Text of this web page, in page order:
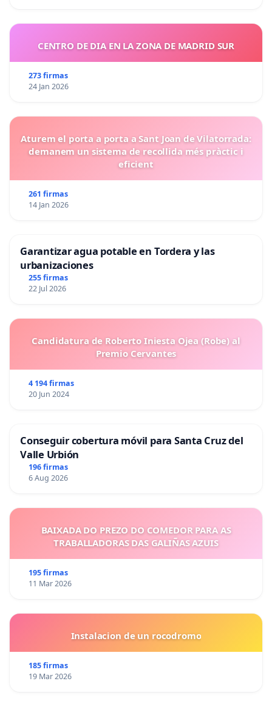
CENTRO DE DIA EN LA ZONA DE MADRID SUR
273 firmas
24 Jan 2026
Aturem el porta a porta a Sant Joan de Vilatorrada:
demanem un sistema de recollida més pràctic i
eficient
261 firmas
14 Jan 2026
Garantizar agua potable en Tordera y las
urbanizaciones
255 firmas
22 Jul 2026
Candidatura de Roberto Iniesta Ojea (Robe) al
Premio Cervantes
4 194 firmas
20 Jun 2024
Conseguir cobertura móvil para Santa Cruz del
Valle Urbión
196 firmas
6 Aug 2026
BAIXADA DO PREZO DO COMEDOR PARA AS
TRABALLADORAS DAS GALIÑAS AZUIS
195 firmas
11 Mar 2026
Instalacion de un rocodromo
185 firmas
19 Mar 2026